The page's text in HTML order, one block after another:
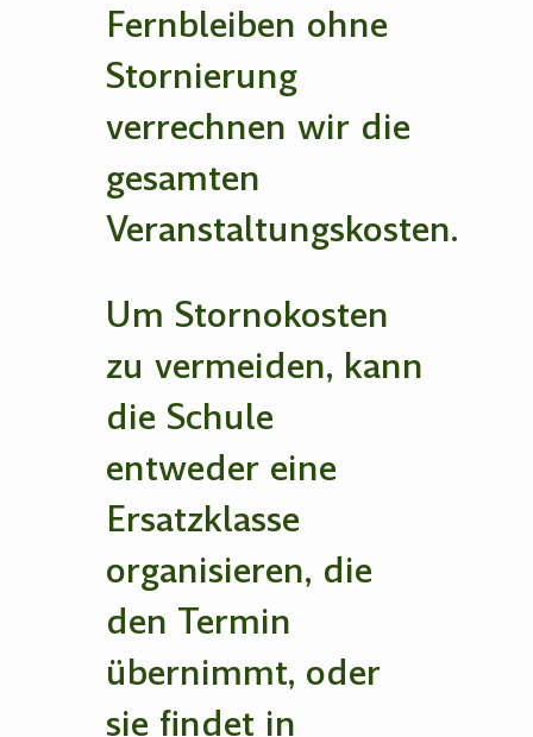
Fernbleiben ohne
Stornierung
verrechnen wir die
gesamten
Veranstaltungskosten.
Um Stornokosten
zu vermeiden, kann
die Schule
entweder eine
Ersatzklasse
organisieren, die
den Termin
übernimmt, oder
sie findet in